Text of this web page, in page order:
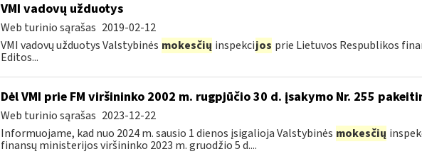
VMI vadovų užduotys
Web turinio sąrašas 2019-02-12
VMI vadovų užduotys Valstybinės mokesčių inspekcijos prie Lietuvos Respublikos
Editos...
Dėl VMI prie FM viršininko 2002 m. rugpjūčio 30 d. įsakymo Nr. 255
Web turinio sąrašas 2023-12-22
Informuojame, kad nuo 2024 m. sausio 1 dienos įsigalioja Valstybinės mokesčių
finansų ministerijos viršininko 2023 m. gruodžio 5 d....